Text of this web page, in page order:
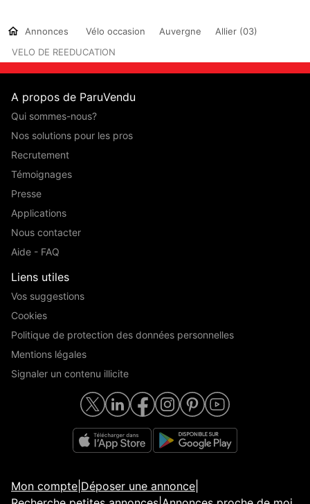
Annonces Vélo occasion Auvergne
Allier (03)
VELO DE REEDUCATION
A propos de ParuVendu
Qui sommes-nous?
Nos solutions pour les pros
Recrutement
Témoignages
Presse
Applications
Nous contacter
Aide - FAQ
Liens utiles
Vos suggestions
Cookies
Politique de protection des données personnelles
Mentions légales
Signaler un contenu illicite
Mon compte Déposer une annonce